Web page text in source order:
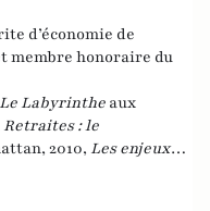
d’économie de
membre honoraire du
Le Labyrinthe aux
Retraites : le
2010, Les enjeux